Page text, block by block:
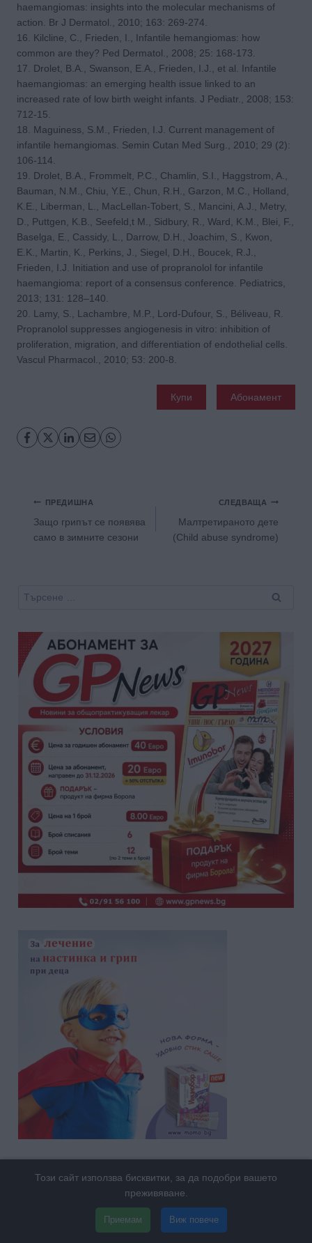
haemangiomas: insights into the molecular mechanisms of
action. Br J Dermatol., 2010; 163: 269-274.
16. Kilcline, C., Frieden, I., Infantile hemangiomas: how
common are they? Ped Dermatol., 2008; 25: 168-173.
17. Drolet, B.A., Swanson, E.A., Frieden, I.J., et al. Infantile
haemangiomas: an emerging health issue linked to an
increased rate of low birth weight infants. J Pediatr., 2008; 153:
712-15.
18. Maguiness, S.M., Frieden, I.J. Current management of
infantile hemangiomas. Semin Cutan Med Surg., 2010; 29 (2):
106-114.
19. Drolet, B.A., Frommelt, P.C., Chamlin, S.I., Haggstrom, A.,
Bauman, N.M., Chiu, Y.E., Chun, R.H., Garzon, M.C., Holland,
K.E., Liberman, L., MacLellan-Tobert, S., Mancini, A.J., Metry,
D., Puttgen, K.B., Seefeld,t M., Sidbury, R., Ward, K.M., Blei, F.,
Baselga, E., Cassidy, L., Darrow, D.H., Joachim, S., Kwon,
E.K., Martin, K., Perkins, J., Siegel, D.H., Boucek, R.J.,
Frieden, I.J. Initiation and use of propranolol for infantile
haemangioma: report of a consensus conference. Pediatrics,
2013; 131: 128–140.
20. Lamy, S., Lachambre, M.P., Lord-Dufour, S., Béliveau, R.
Propranolol suppresses angiogenesis in vitro: inhibition of
proliferation, migration, and differentiation of endothelial cells.
Vascul Pharmacol., 2010; 53: 200-8.
Купи Абонамент
Навигация
ПРЕДИШНА
Защо грипът се появява
само в зимните сезони
СЛЕДВАЩА
Малтретираното дете
(Child abuse syndrome)
Търсене
Този сайт използва бисквитки, за да подобри вашето
преживяване.
Приемам Виж повече